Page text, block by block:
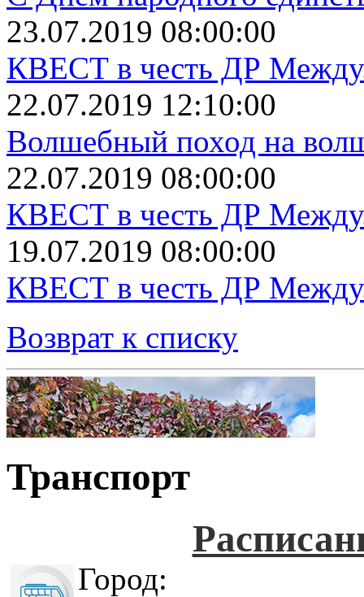
23.07.2019 08:00:00
КВЕСТ в честь ДР
22.07.2019 12:10:00
Волшебный поход на
22.07.2019 08:00:00
КВЕСТ в честь ДР
19.07.2019 08:00:00
КВЕСТ в честь ДР
Возврат к списку
Транспорт
Город: